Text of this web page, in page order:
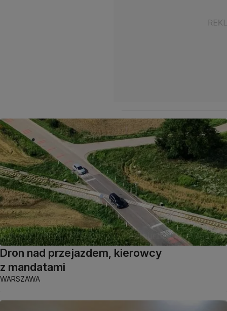
Dron nad przejazdem, kierowcy
z mandatami
WARSZAWA